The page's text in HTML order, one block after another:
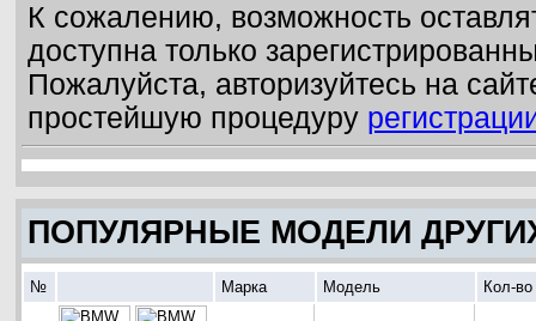
К сожалению, возможность
доступна только
Пожалуйста, авторизуйтесь на
простейшую процедуру
ПОПУЛЯРНЫЕ МОДЕЛИ
№ Марка Модель Кол-